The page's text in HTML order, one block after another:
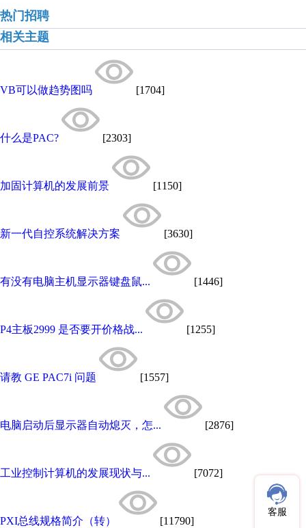
热门招聘
相关主题
VB可以做趋势图吗 [1704]
什么是PAC? [2303]
加固计算机的发展前景 [1150]
新一代自控系统解决方案 [3630]
有没有电脑主机显示器键盘鼠... [1446]
P4主板2999 是否要开价格战... [1255]
请教 GE PAC7i 问题 [1557]
电脑启动后显示器自动熄灭，怎... [2876]
工业控制计算机的发展现状与... [7072]
PXI总线规格简介（转） [11790]
客服